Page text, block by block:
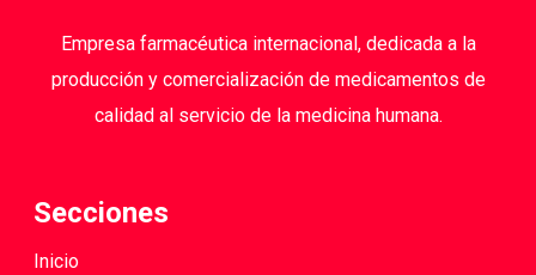
Empresa farmacéutica internacional, dedicada a la
producción y comercialización de medicamentos de
calidad al servicio de la medicina humana.
Secciones
Inicio